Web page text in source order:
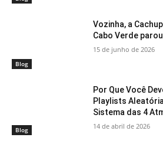
Blog
Vozinha, a
Cabo Verde
15 de junho de 2026
Blog
Por Que Você
Playlists
Sistema das 4
14 de abril de 2026